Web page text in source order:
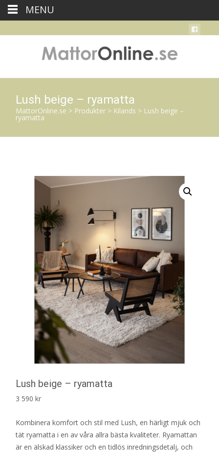
Lush beige – ryamatta
MattorOnline.se > Produkter > Kilands > Lush beige –
ryamatta
Lush beige – ryamatta
3 590 kr
Kombinera komfort och stil med Lush, en härligt mjuk och
tät ryamatta i en av våra allra bästa kvaliteter. Ryamattan
är en älskad klassiker och en tidlös inredningsdetalj, och
MENU